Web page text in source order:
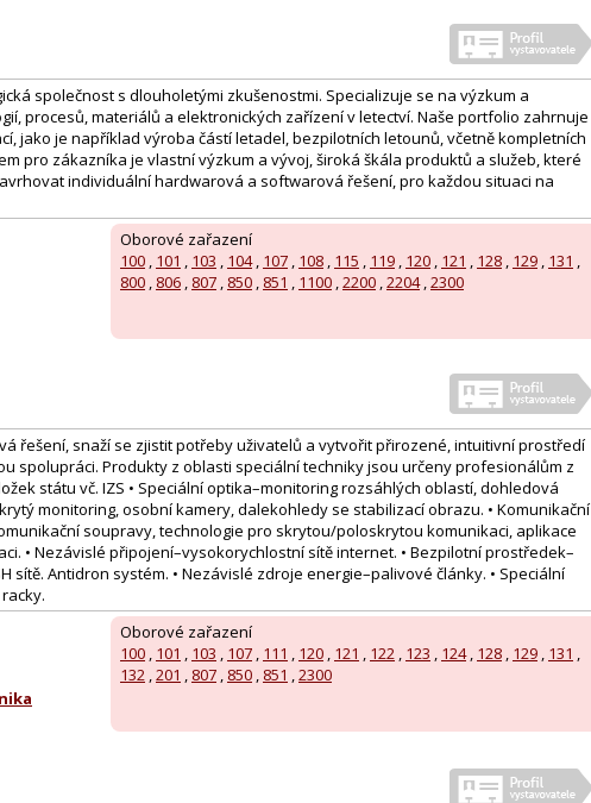
společnost s dlouholetými zkušenostmi. Specializuje se na výzkum a
procesů, materiálů a elektronických zařízení v letectví. Naše portfolio zahrnuje
jako je například výroba částí letadel, bezpilotních letounů, včetně kompletních
pro zákazníka je vlastní výzkum a vývoj, široká škála produktů a služeb, které
individuální hardwarová a softwarová řešení, pro každou situaci na
Oborové zařazení
100 , 101 , 103 , 104, 107 , 108 , 115 , 119 , 120 , 121 , 128 , 129 , 131 ,
800 , 806 , 807 , 850 , 851 , 1100 ,2200 ,2204,2300
řešení, snaží se zjistit potřeby uživatelů a vytvořit přirozené, intuitivní prostředí
spolupráci. Produkty z oblasti speciální techniky jsou určeny profesionálům z
státu vč. IZS • Speciální optika–monitoring rozsáhlých oblastí, dohledová
monitoring, osobní kamery, dalekohledy se stabilizací obrazu. • Komunikační
soupravy, technologie pro skrytou/poloskrytou komunikaci, aplikace
• Nezávislé připojení–vysokorychlostní sítě internet. • Bezpilotní prostředek–
sítě. Antidron systém. • Nezávislé zdroje energie–palivové články. • Speciální
Oborové zařazení
100 , 101 , 103 , 107 , 111 , 120 , 121 , 122 , 123 , 124, 128 , 129 , 131 ,
132 ,201 , 807 , 850 , 851 ,2300